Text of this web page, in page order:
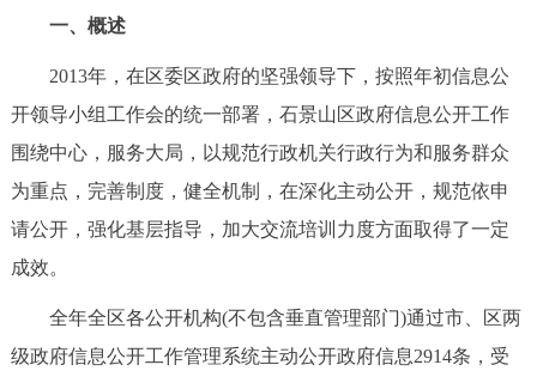
一、概述
2013年，在区委区政府的坚强领导下，按照年初信息公
开领导小组工作会的统一部署，石景山区政府信息公开工作
围绕中心，服务大局，以规范行政机关行政行为和服务群众
为重点，完善制度，健全机制，在深化主动公开，规范依申
请公开，强化基层指导，加大交流培训力度方面取得了一定
成效。
全年全区各公开机构(不包含垂直管理部门)通过市、区两
级政府信息公开工作管理系统主动公开政府信息2914条，受